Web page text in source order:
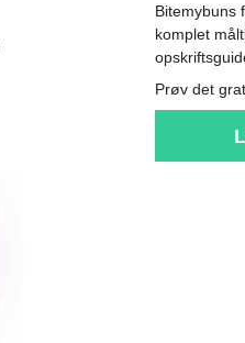
Bitemybuns
komplet
Prøv det